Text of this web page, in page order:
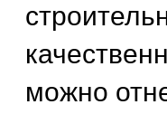
можно